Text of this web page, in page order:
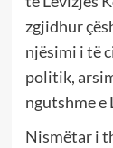
zgjidhur
njësimi i të
politik,
ngutshme e
Nismëtar i